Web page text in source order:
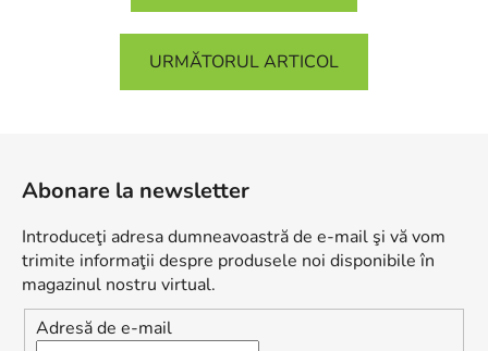
URMĂTORUL ARTICOL
Abonare la newsletter
Introduceţi adresa dumneavoastră de e-mail şi vă vom
trimite informaţii despre produsele noi disponibile în
magazinul nostru virtual.
Adresă de e-mail